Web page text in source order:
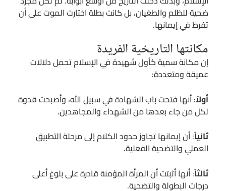
ضحية للظلم والطغيان، بل كانت بطلة اختارت الموت على أن
تفرط في إيمانها.
مكانتها التاريخية الفريدة
إن مكانة سمية كأول شهيدة في الإسلام تحمل دلالات
عميقة ومتعددة:
أولاً: أنها فتحت باب الشهادة في سبيل الله، وأصبحت قدوة
لكل من جاء بعدها من الشهداء والمجاهدين.
ثانياً: أن إيمانها تجاوز حدود الكلام إلى مرحلة التطبيق
العملي والتضحية الفعلية.
ثالثاً: أنها أثبتت أن المرأة المؤمنة قادرة على بلوغ أعلى
درجات البطولة والتضحية.